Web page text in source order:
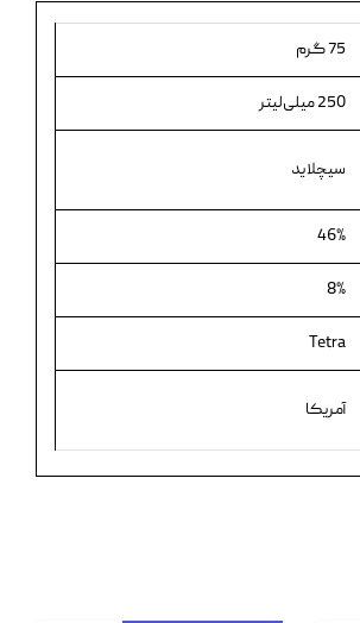
75 گرم
250 میلی‌لیتر
سیچلاید
46%
8%
Tetra
آمریکا